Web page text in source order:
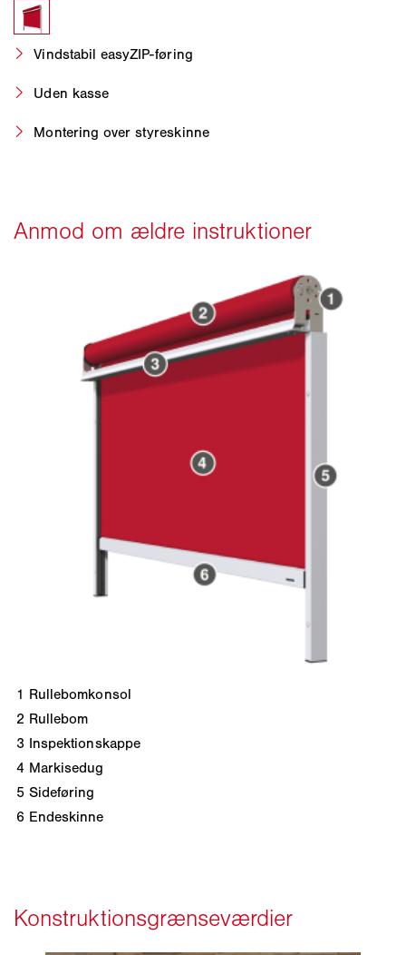
Vindstabil easyZIP-føring
Uden kasse
Montering over styreskinne
1 Rullebomkonsol
2 Rullebom
3 Inspektionskappe
4 Markisedug
5 Sideføring
6 Endeskinne